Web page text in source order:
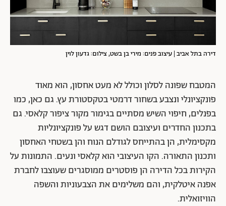
דירה בתל אביב | עיצוב פנים: מירי בן בשט, צילום: גדעון לוין
המטבח שפונה לסלון וכולל לא מעט אחסון, הוא מאוד
פונקציונלי ונצבע בשחור דרמטי בטקסטורת עץ. גם כאן, כמו
בפנלים, חיפוי השיש מסתיים בגימור מקור ציפור קלאסי. גם
בתכנון החדרים ועיצובם הושם דגש על פונקציונליות
מקסימלית, הן בהתייחס לגודלם הנוח והן בשטחי האחסון
ותכנון התאורה. הקו העיצובי הוא קלאסי ונעים. התמונות על
הקירות בכל הדירה הן פוסטרים ממוסגרים שעוצבו לחברת
אפנה איטלקית, והם משלימים את הצבעוניות והשפה
הוויזואלית.